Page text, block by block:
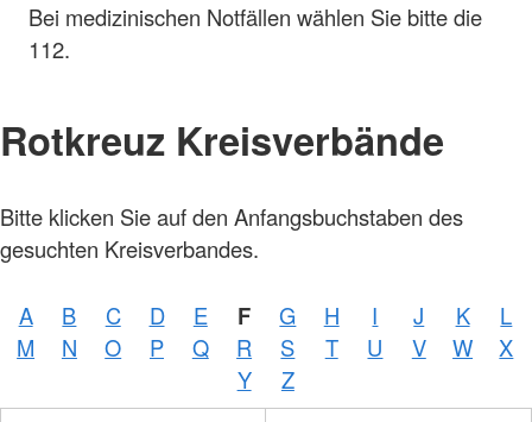
Bei medizinischen Notfällen wählen Sie bitte die
112.
Rotkreuz Kreisverbände
Bitte klicken Sie auf den Anfangsbuchstaben des
gesuchten Kreisverbandes.
A B C D E F G H I J K
L
M
N O P Q R S T U V W
X
Y
Z
Foto:
Zelck /
GmbH